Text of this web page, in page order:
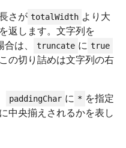
さが totalWidth より大
返します。文字列を
は、 truncate に true
の切り詰めは文字列の右
paddingChar に * を指定
中央揃えされるかを表し